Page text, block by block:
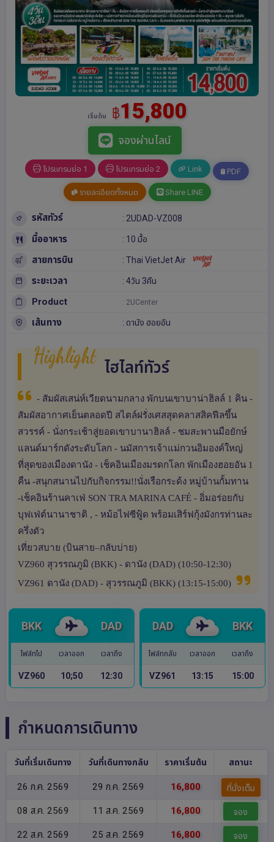
เริ่มต้น ฿15,800
จองผ่านไลน์
โปรแกรมย่อ 1 โปรแกรมย่อ 2 Link PDF
รายละเอียดทั้งหมด Share LINE
รหัสทัวร์ : 2UDAD-VZ008
มื้ออาหาร : 10 มื้อ
สายการบิน : Thai VietJet Air
ระยะเวลา : 4วัน 3คืน
Product : 2UCenter
เส้นทาง : ดานัง ฮอยอัน
Highlight ไฮไลท์ทัวร์
- สัมผัสเสน่ห์เวียดนามกลาง พักบนเขาบาน่าฮิลล์ 1 คิน -
สัมผัสอากาศเย็นตลอดปี สไตล์ฝรั่งเศสสุดคลาสสิคฟีลขึ้น
สวรรค์ - นั่งกระเช้าสู่ยอดเขาบานาฮิลล์ - ชมสะพานมือยักษ์
แลนด์มาร์กดังระดับโลก - นมัสการเจ้าแม่กวนอิมองค์ใหญ่
ที่สุดของเมืองดานัง - เช็คอินเมืองมรดกโลก พักเมืองฮอยอัน 1
คืน -สนุกสนานไปกับกิจกรรม!!นั่งเรือกระด้ง หมู่บ้านกั้มทาน
-เช็คอินร้านคาเฟ่ SON TRA MARINA CAFÉ - อิ่มอร่อยกับ
บุฟเฟ่ต์นานาชาติ , - หม้อไฟซีฟู้ด พร้อมเสิร์ฟกุ้งมังกรท่านละ
ครึ่งตัว
เที่ยวสบาย (บินสาย–กลับบ่าย)
VZ960 สุวรรณภูมิ (BKK) - ดานัง (DAD) (10:50-12:30)
VZ961 ดานัง (DAD) - สุวรรณภูมิ (BKK) (13:15-15:00)
BKK DAD
ไฟล์ทไป เวลาออก เวลาถึง
VZ960 10;50 12:30
DAD BKK
ไฟล์ทกลับ เวลาออก เวลาถึง
VZ961 13:15 15:00
กำหนดการเดินทาง
วันที่เริ่มเดินทาง วันที่เดินทางกลับ ราคาเริ่มต้น สถานะ
26 ก.ค. 2569 29 ก.ค. 2569 16,800 ที่นั่งเต็ม
08 ส.ค. 2569 11 ส.ค. 2569 16,800 จอง
22 ส.ค. 2569 25 ส.ค. 2569 16,800 จอง